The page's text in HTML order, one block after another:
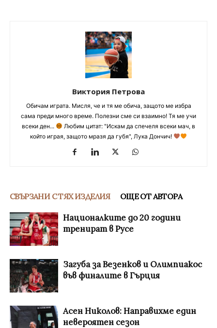
Виктория Петрова
Обичам играта. Мисля, че и тя ме обича, защото ме избра
сама преди много време. Полезни сме си взаимно! Тя ме учи
всеки ден...
Любим цитат: "Искам да спечеля всеки мач, в
който играя, защото мразя да губя", Лука Дончич!
СВЪРЗАНИ С ТЯХ ИЗДЕЛИЯ ОЩЕ ОТ АВТОРА
Националките до 20 години
тренират в Русе
Загуба за Везенков и Олимпиакос
във финалите в Гърция
Асен Николов: Направихме един
невероятен сезон